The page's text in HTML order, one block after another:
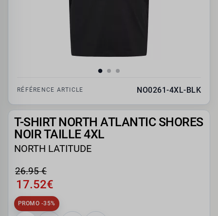
RÉFÉRENCE ARTICLE NO0261-4XL-BLK
T-SHIRT NORTH ATLANTIC SHORES
NOIR TAILLE 4XL
NORTH LATITUDE
26.95 €
17.52€
PROMO -35%